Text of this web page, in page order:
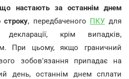
настають за останнім днем
строку, передбаченого ПКУ для
крім випадків,
При цьому, якщо граничний
зобов'язання припадає на
день, останнім днем сплати